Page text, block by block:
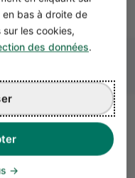
en bas à droite de
les cookies,
des données.
statut de
👎
aussi des